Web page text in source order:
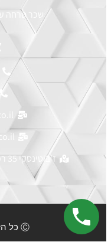
שכר טרחה
ז'בוטינסקי 35 רמת גן, מגדל התאומים 2, קומה 1
Ⓒ כל הזכויות שמורות 2024